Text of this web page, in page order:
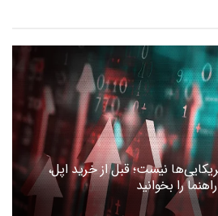
نیست؛ قبل از خرید اپل،